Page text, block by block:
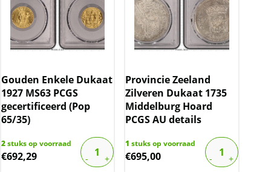
Gouden Enkele Dukaat
1927 MS63 PCGS
gecertificeerd (Pop
65/35)
2stuks op voorraad
€692,29
Provincie Zeeland
Zilveren Dukaat 1735
Middelburg Hoard
PCGS AU details
1 stuks op voorraad
€695,00